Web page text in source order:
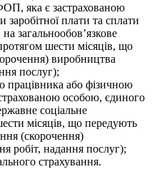
яка є застрахованою
заробітної плати та сплати
загальнообов’язкове
шести місяців, що
виробництва
послуг);
працівника або фізичною
особою, єдиного
соціальне
місяців, що передують
(скорочення)
робіт, надання послуг);
страхування.